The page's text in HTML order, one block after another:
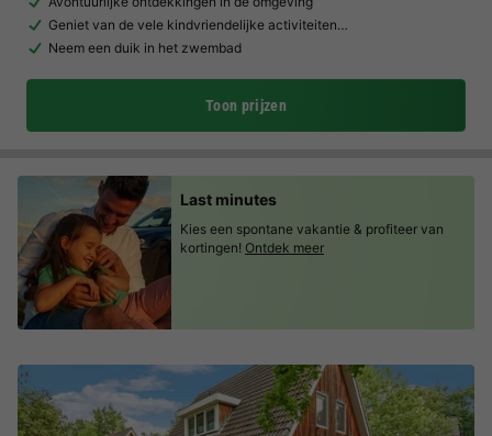
Geniet van de vele kindvriendelijke activiteiten…
Neem een duik in het zwembad
Toon prijzen
Last minutes
Kies een spontane vakantie & profiteer van
kortingen! Ontdek meer